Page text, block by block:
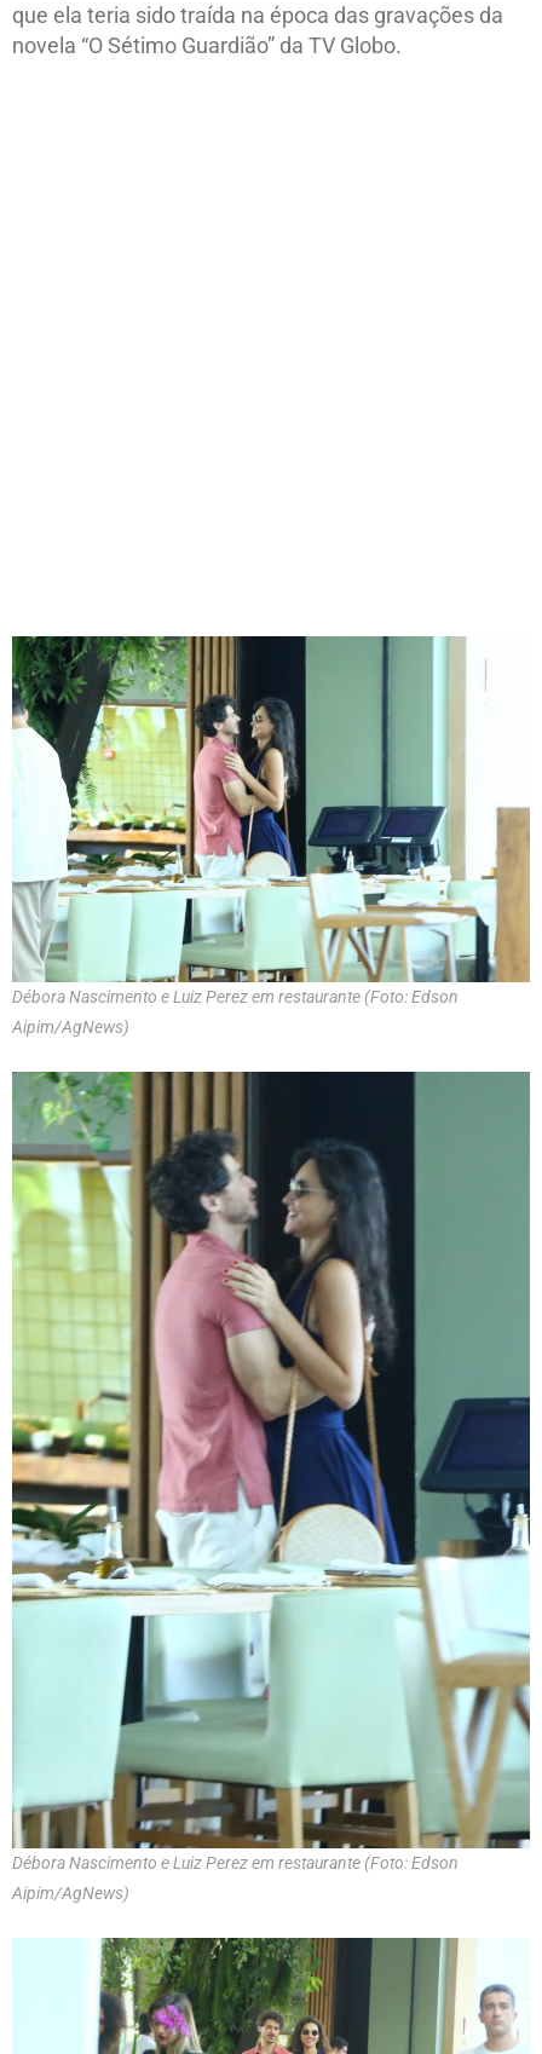
que ela teria sido traída na época das gravações da
novela “O Sétimo Guardião” da TV Globo.
Débora Nascimento e Luiz Perez em restaurante (Foto: Edson
Aipim/AgNews)
Débora Nascimento e Luiz Perez em restaurante (Foto: Edson
Aipim/AgNews)